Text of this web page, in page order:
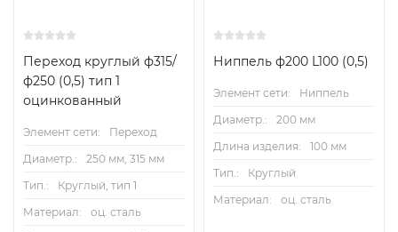
Переход круглый ф315/
ф250 (0,5) тип 1
оцинкованный
Элемент сети:
Переход
Диаметр.:
250 мм, 315 мм
Тип.:
Круглый, тип 1
Материал:
оц. сталь
Ниппель ф200 L100 (0,5)
Элемент сети:
Ниппель
Диаметр.:
200 мм
Длина изделия:
100 мм
Тип.:
Круглый
Материал:
оц. сталь